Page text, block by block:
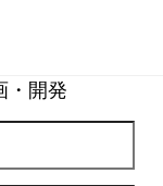
・開発